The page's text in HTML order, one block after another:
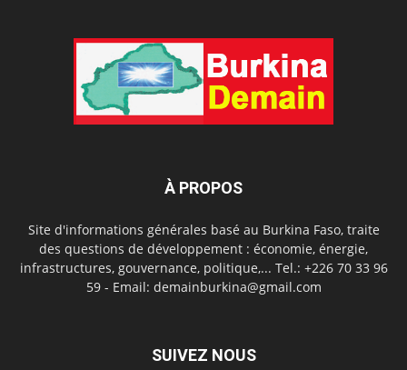
À PROPOS
Site d'informations générales basé au Burkina Faso, traite
des questions de développement : économie, énergie,
infrastructures, gouvernance, politique,... Tel.: +226 70 33 96
59 - Email: demainburkina@gmail.com
SUIVEZ NOUS